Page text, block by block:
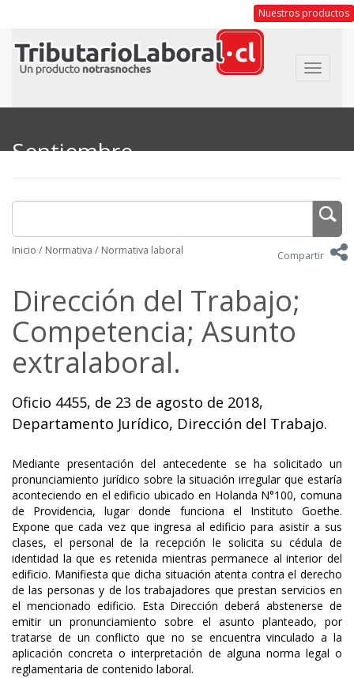
Nuestros productos
Toggle
Septiembre
Inicio / Normativa / Normativa laboral Compartir
Dirección del Trabajo;
Competencia; Asunto
extralaboral.
Oficio 4455, de 23 de agosto de 2018,
Departamento Jurídico, Dirección del Trabajo.
Mediante presentación del antecedente se ha solicitado un
pronunciamiento jurídico sobre la situación irregular que estaría
aconteciendo en el edificio ubicado en Holanda N°100, comuna
de Providencia, lugar donde funciona el Instituto Goethe.
Expone que cada vez que ingresa al edificio para asistir a sus
clases, el personal de la recepción le solicita su cédula de
identidad la que es retenida mientras permanece al interior del
edificio. Manifiesta que dicha situación atenta contra el derecho
de las personas y de los trabajadores que prestan servicios en
el mencionado edificio. Esta Dirección deberá abstenerse de
emitir un pronunciamiento sobre el asunto planteado, por
tratarse de un conflicto que no se encuentra vinculado a la
aplicación concreta o interpretación de alguna norma legal o
reglamentaria de contenido laboral.